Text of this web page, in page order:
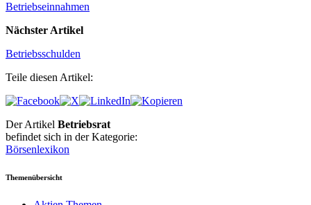
Betriebseinnahmen
Nächster Artikel
Betriebsschulden
Teile diesen Artikel:
Der Artikel Betriebsrat
befindet sich in der Kategorie:
Börsenlexikon
Themenübersicht